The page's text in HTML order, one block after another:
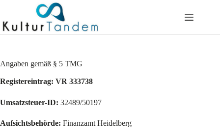
content
Angaben gemäß § 5 TMG
Registereintrag: VR 333738
Umsatzsteuer-ID: 32489/50197
Aufsichtsbehörde: Finanzamt Heidelberg